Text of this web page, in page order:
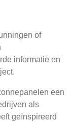
of
informatie en
een
als
geïnspireerd